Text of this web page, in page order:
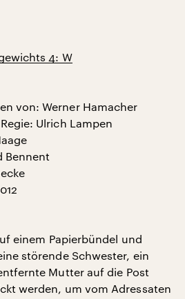
4: W
von: Werner Hamacher
Ulrich Lampen
Bennent
einem Papierbündel und
störende Schwester, ein
Mutter auf die Post
werden, um vom Adressaten